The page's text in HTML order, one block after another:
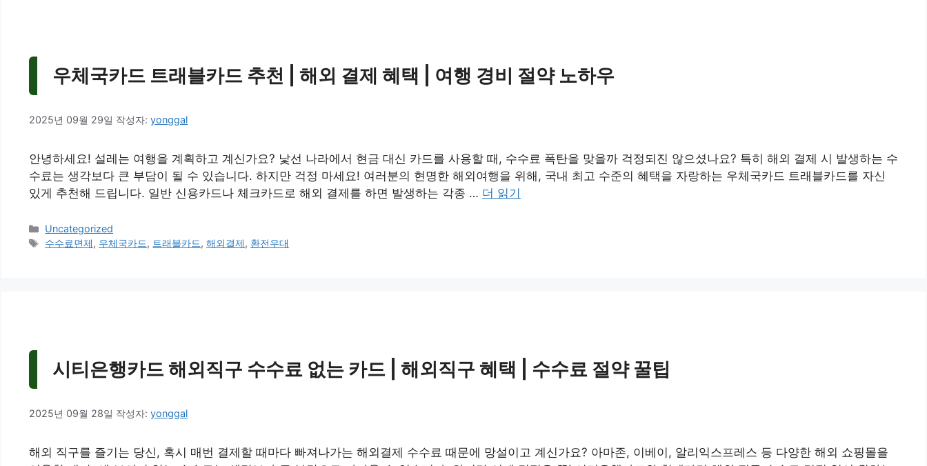
우체국카드 트래블카드 추천 | 해외 결제 혜택 | 여행 경비 절약 노하우
2025년 09월 29일 작성자: yonggal
안녕하세요! 설레는 여행을 계획하고 계신가요? 낯선 나라에서 현금 대신 카드를 사용할 때, 수수료 폭탄을 맞을까 걱정되진 않으셨나요? 특히 해외 결제 시 발생하는 수
수료는 생각보다 큰 부담이 될 수 있습니다. 하지만 걱정 마세요! 여러분의 현명한 해외여행을 위해, 국내 최고 수준의 혜택을 자랑하는 우체국카드 트래블카드를 자신
있게 추천해 드립니다. 일반 신용카드나 체크카드로 해외 결제를 하면 발생하는 각종 … 더 읽기
카
테
Uncategorized
태
수수료면제, 우체국카드, 트래블카드,해외결제, 환전우대
시티은행카드 해외직구 수수료 없는 카드 | 해외직구 혜택 | 수수료 절약 꿀팁
2025년 09월 28일 작성자: yonggal
해외 직구를 즐기는 당신, 혹시 매번 결제할 때마다 빠져나가는 해외결제 수수료 때문에 망설이고 계신가요? 아마존, 이베이, 알리익스프레스 등 다양한 해외 쇼핑몰을